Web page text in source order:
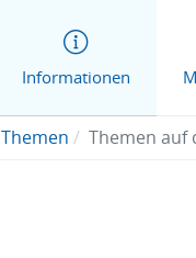
Informationen
Themen Themen auf